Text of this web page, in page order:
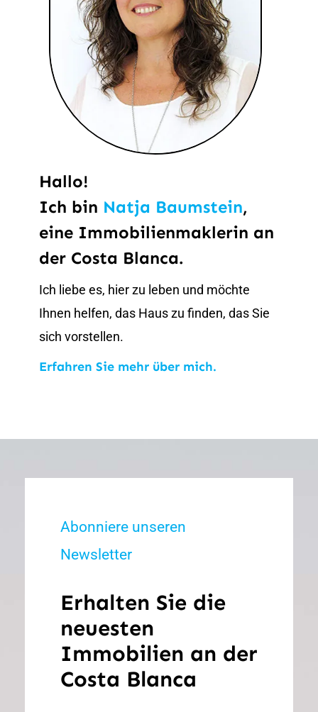
Hallo!
Ich bin Natja Baumstein,
eine Immobilienmaklerin an
der Costa Blanca.
Ich liebe es, hier zu leben und möchte
Ihnen helfen, das Haus zu finden, das Sie
sich vorstellen.
Erfahren Sie mehr über mich.
Abonniere unseren
Newsletter
Erhalten Sie die
neuesten
Immobilien an der
Costa Blanca